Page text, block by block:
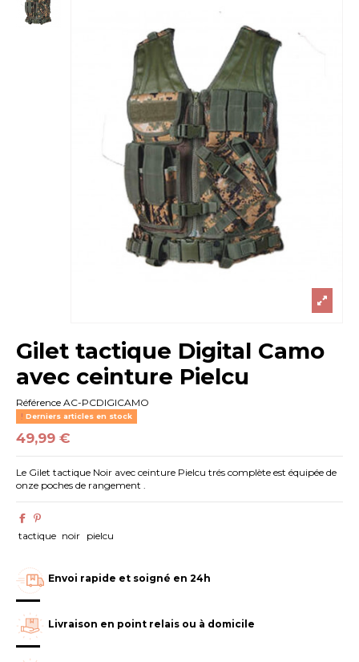
Gilet tactique Digital Camo
avec ceinture Pielcu
Référence AC-PCDIGICAMO
Derniers articles en stock
49,99 €
Le Gilet tactique Noir avec ceinture Pielcu trés complète est équipée de
onze poches de rangement .
tactique noir pielcu
Envoi rapide et soigné en 24h
Livraison en point relais ou à domicile